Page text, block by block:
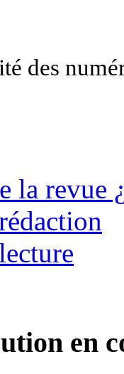
des
la revue
en